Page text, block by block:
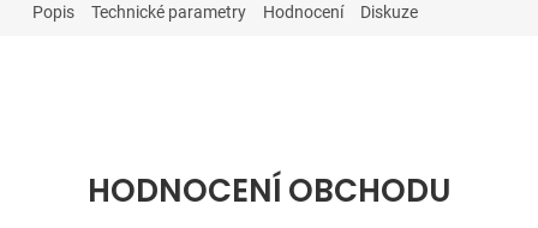
Popis Technické parametry Hodnocení Diskuze
HODNOCENÍ OBCHODU